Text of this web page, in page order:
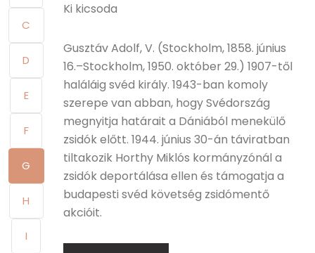
C
D
E
F
G
H
I
Ki kicsoda
Gusztáv Adolf, V. (Stockholm, 1858. június
16.–Stockholm, 1950. október 29.) 1907-től
haláláig svéd király. 1943-ban komoly
szerepe van abban, hogy Svédország
megnyitja határait a Dániából menekülő
zsidók előtt. 1944. június 30-án táviratban
tiltakozik Horthy Miklós kormányzónál a
zsidók deportálása ellen és támogatja a
budapesti svéd követség zsidómentő
akcióit.